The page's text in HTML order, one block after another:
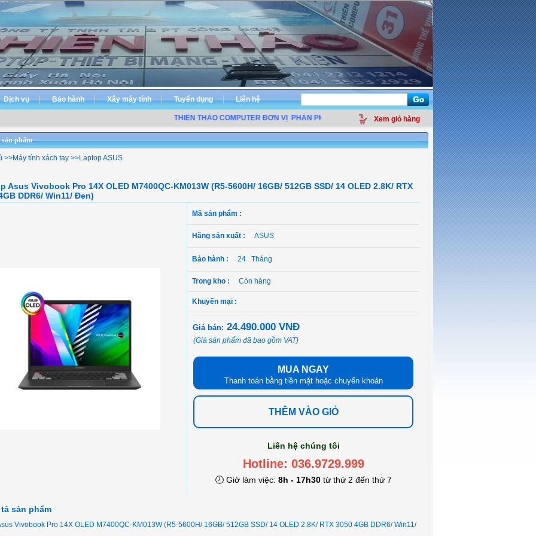
Dịch vụ Bảo hành Xây máy tính Tuyển dụng Liên hệ
THIÊN THẢO COMPUTER ĐƠN VỊ PHÂN PHỐI LINH KIỆN ĐIỆN TỬ MÁY TÍNH - THIẾT BỊ VĂN PHÒNG - GIẢI
Xem giỏ hàng
phẩm
>>Máy tính xách tay >>Laptop ASUS
Asus Vivobook Pro 14X OLED M7400QC-KM013W (R5-5600H/ 16GB/ 512GB SSD/ 14 OLED 2.8K/ RTX
DDR6/ Win11/ Đen)
Mã sản phẩm :
Hãng sản xuất : ASUS
Bảo hành : 24 Tháng
Trong kho : Còn hàng
Khuyến mại :
Giá bán: 24.490.000 VNĐ
(Giá sản phẩm đã bao gồm VAT)
MUA NGAY
Thanh toán bằng tiền mặt hoặc chuyển khoản
THÊM VÀO GIỎ
Liên hệ chúng tôi
Hotline: 036.9729.999
🕗 Giờ làm việc: 8h - 17h30từ thứ 2 đến thứ 7
sản phẩm
Vivobook Pro 14X OLED M7400QC-KM013W (R5-5600H/ 16GB/ 512GB SSD/ 14 OLED 2.8K/ RTX 3050 4GB DDR6/ Win11/